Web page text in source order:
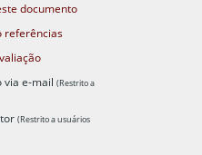
documento
referências
via e-mail(Restrito a
(Restrito a usuários